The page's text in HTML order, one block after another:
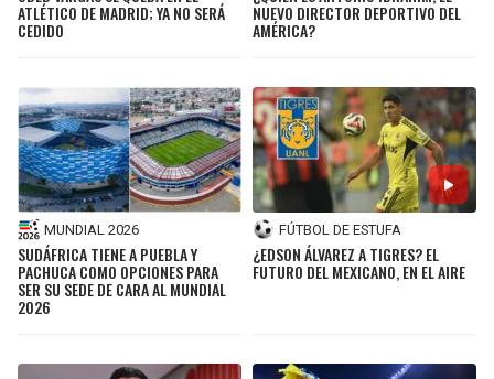
ATLÉTICO DE MADRID; YA NO SERÁ
CEDIDO
NUEVO DIRECTOR DEPORTIVO DEL
AMÉRICA?
MUNDIAL 2026
SUDÁFRICA TIENE A PUEBLA Y
PACHUCA COMO OPCIONES PARA
SER SU SEDE DE CARA AL MUNDIAL
2026
FÚTBOL DE ESTUFA
¿EDSON ÁLVAREZ A TIGRES? EL
FUTURO DEL MEXICANO, EN EL AIRE